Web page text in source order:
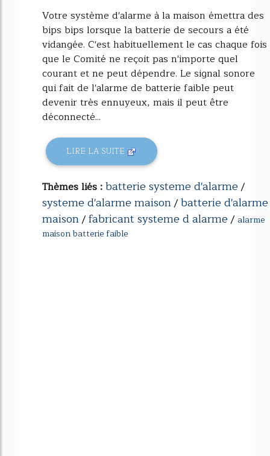
Votre système d'alarme à la maison émettra des
bips bips lorsque la batterie de secours a été
vidangée. C'est habituellement le cas chaque fois
que le Comité ne reçoit pas n'importe quel
courant et ne peut dépendre. Le signal sonore
qui fait de l'alarme de batterie faible peut
devenir très ennuyeux, mais il peut être
déconnecté...
LIRE LA SUITE
Thèmes liés :batterie systeme d'alarme/
systeme d'alarme maison/batterie d'alarme
maison/fabricant systeme d alarme/ alarme
maison batterie faible